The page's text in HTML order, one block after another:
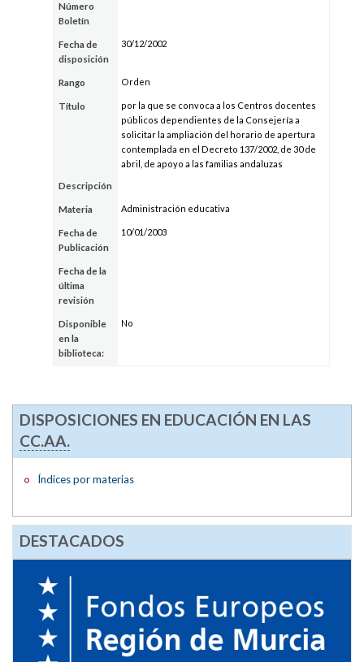
Número
Boletín
Fecha de
disposición
30/12/2002
Rango Orden
Título
por la que se convoca a los Centros docentes
públicos dependientes de la Consejería a
solicitar la ampliación del horario de apertura
contemplada en el Decreto 137/2002, de 30 de
abril, de apoyo a las familias andaluzas
Descripción
Materia Administración educativa
Fecha de
Publicación
10/01/2003
Fecha de la
última
revisión
Disponible
en la
biblioteca:
No
DISPOSICIONES EN EDUCACIÓN EN LAS
CC.AA.
Índices por materias
DESTACADOS